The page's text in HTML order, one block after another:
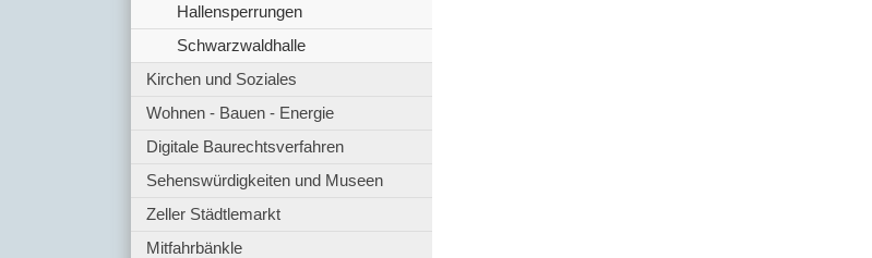
Hallensperrungen
Schwarzwaldhalle
Kirchen und Soziales
Wohnen - Bauen - Energie
Digitale Baurechtsverfahren
Sehenswürdigkeiten und Museen
Zeller Städtlemarkt
Mitfahrbänkle